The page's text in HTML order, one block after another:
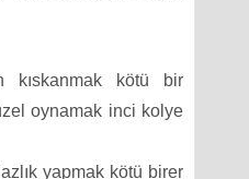
kıskanmak kötü bir
oynamak inci kolye
yapmak kötü birer